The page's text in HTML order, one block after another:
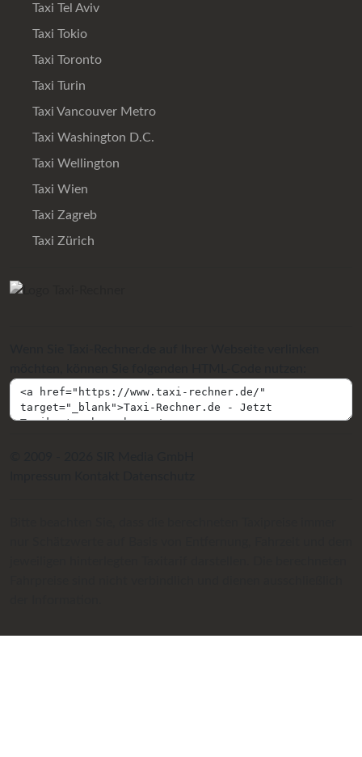
Taxi Tel Aviv
Taxi Tokio
Taxi Toronto
Taxi Turin
Taxi Vancouver Metro
Taxi Washington D.C.
Taxi Wellington
Taxi Wien
Taxi Zagreb
Taxi Zürich